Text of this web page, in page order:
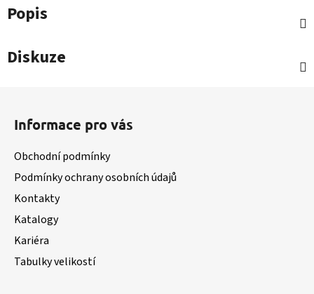
Popis
Diskuze
Informace pro vás
Obchodní podmínky
Podmínky ochrany osobních údajů
Kontakty
Katalogy
Kariéra
Tabulky velikostí